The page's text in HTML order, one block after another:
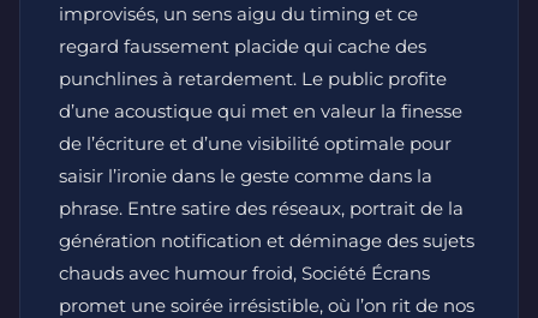
improvisés, un sens aigu du timing et ce
regard faussement placide qui cache des
punchlines à retardement. Le public profite
d’une acoustique qui met en valeur la finesse
de l’écriture et d’une visibilité optimale pour
saisir l’ironie dans le geste comme dans la
phrase. Entre satire des réseaux, portrait de la
génération notification et déminage des sujets
chauds avec humour froid, Société Écrans
promet une soirée irrésistible, où l’on rit de nos